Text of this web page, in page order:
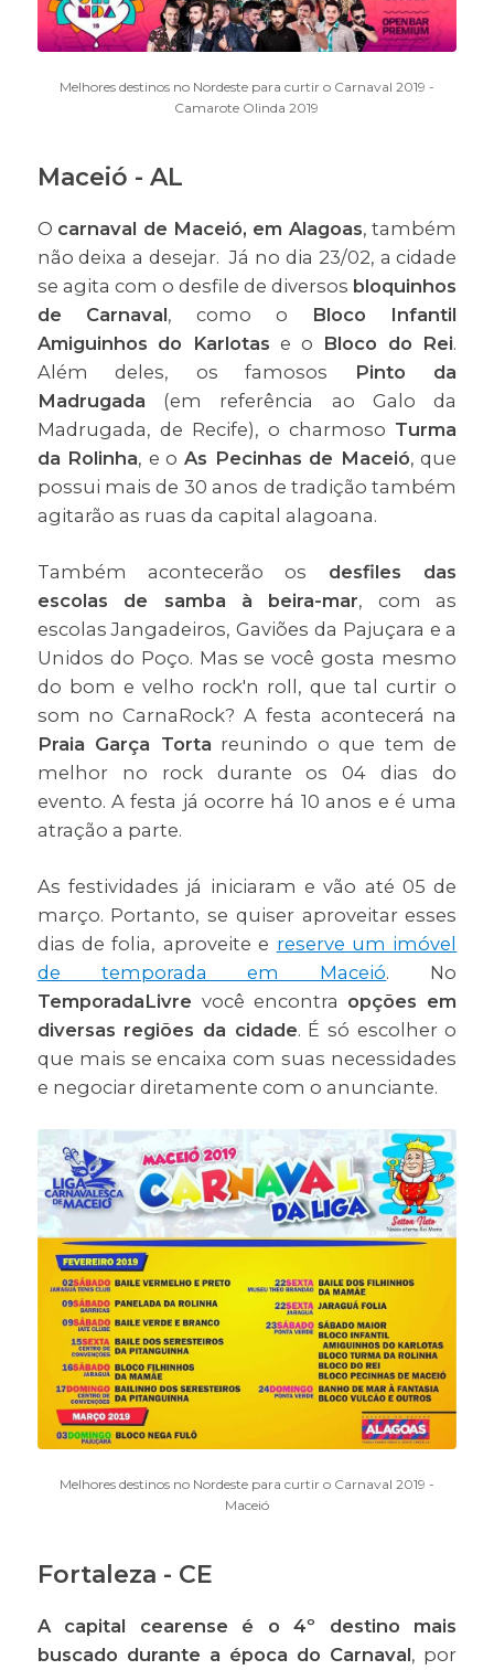
Melhores destinos no Nordeste para curtir o Carnaval 2019 -
Camarote Olinda 2019
Maceió - AL
O carnaval de Maceió, em Alagoas, também
não deixa a desejar. Já no dia 23/02, a cidade
se agita com o desfile de diversos bloquinhos
de Carnaval, como o
Bloco Infantil
Amiguinhos do Karlotas e o Bloco do Rei.
Além deles, os famosos
Pinto da
Madrugada (em referência ao Galo da
Madrugada, de Recife), o charmoso Turma
da Rolinha, e oAs Pecinhas de Maceió, que
possui mais de 30 anos de tradição também
agitarão as ruas da capital alagoana.
Também acontecerão os desfiles das
escolas de samba à beira-mar, com as
escolas Jangadeiros, Gaviões da Pajuçara e a
Unidos do Poço. Mas se você gosta mesmo
do bom e velho rock'n roll, que tal curtir o
som no CarnaRock? A festa acontecerá na
Praia Garça Torta reunindo o que tem de
melhor no rock durante os 04 dias do
evento. A festa já ocorre há 10 anos e é uma
atração a parte.
As festividades já iniciaram e vão até 05 de
março. Portanto, se quiser aproveitar esses
dias de folia, aproveite e reserve um imóvel
de temporada em Maceió. No
TemporadaLivre você encontra opções em
diversas regiões da cidade. É só escolher o
que mais se encaixa com suas necessidades
e negociar diretamente com o anunciante.
Melhores destinos no Nordeste para curtir o Carnaval 2019 -
Maceió
Fortaleza - CE
A capital cearense é o 4º destino mais
buscado durante a época do Carnaval, por